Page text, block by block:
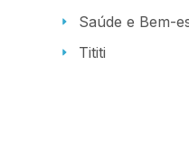
Saúde e Bem-
Tititi